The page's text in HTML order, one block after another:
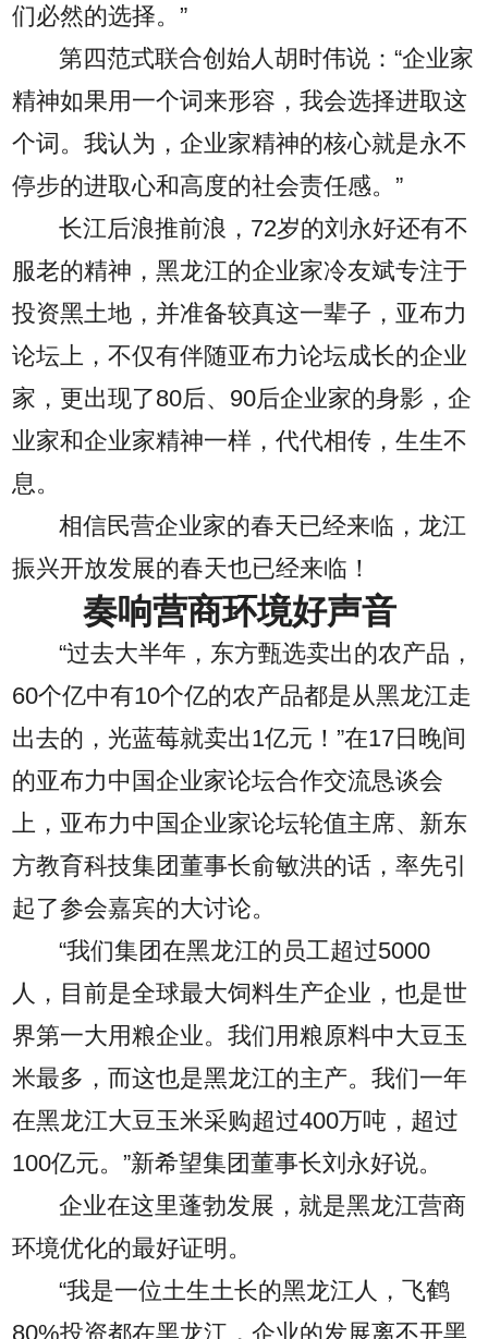
们必然的选择。”
第四范式联合创始人胡时伟说：“企业家
精神如果用一个词来形容，我会选择进取这
个词。我认为，企业家精神的核心就是永不
停步的进取心和高度的社会责任感。”
长江后浪推前浪，72岁的刘永好还有不
服老的精神，黑龙江的企业家冷友斌专注于
投资黑土地，并准备较真这一辈子，亚布力
论坛上，不仅有伴随亚布力论坛成长的企业
家，更出现了80后、90后企业家的身影，企
业家和企业家精神一样，代代相传，生生不
息。
相信民营企业家的春天已经来临，龙江
振兴开放发展的春天也已经来临！
奏响营商环境好声音
“过去大半年，东方甄选卖出的农产品，
60个亿中有10个亿的农产品都是从黑龙江走
出去的，光蓝莓就卖出1亿元！”在17日晚间
的亚布力中国企业家论坛合作交流恳谈会
上，亚布力中国企业家论坛轮值主席、新东
方教育科技集团董事长俞敏洪的话，率先引
起了参会嘉宾的大讨论。
“我们集团在黑龙江的员工超过5000
人，目前是全球最大饲料生产企业，也是世
界第一大用粮企业。我们用粮原料中大豆玉
米最多，而这也是黑龙江的主产。我们一年
在黑龙江大豆玉米采购超过400万吨，超过
100亿元。”新希望集团董事长刘永好说。
企业在这里蓬勃发展，就是黑龙江营商
环境优化的最好证明。
“我是一位土生土长的黑龙江人，飞鹤
80%投资都在黑龙江，企业的发展离不开黑